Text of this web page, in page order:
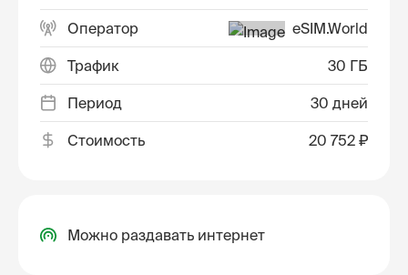
Оператор eSIM.World
Трафик 30 ГБ
Период 30 дней
Стоимость 20 752 ₽
Можно раздавать интернет